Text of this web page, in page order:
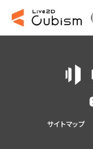
サイトマップ